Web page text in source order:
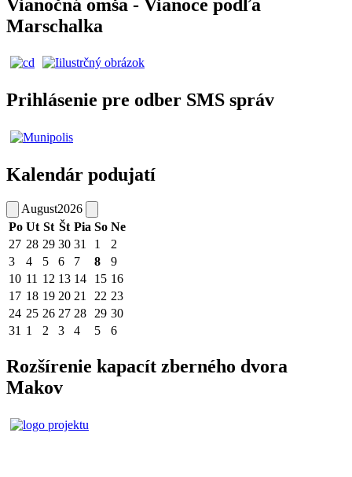
Vianočná omša - Vianoce podľa
Marschalka
Prihlásenie pre odber SMS správ
Kalendár podujatí
August2026
Po Ut St Št Pia So Ne
27 28 29 30 31 1
2
3
4 5 6 7 8
9
10 11 12 13 14 15 16
17 18 19 20 21 22 23
24 25 26 27 28 29 30
31 1 2 3 4 5 6
Rozšírenie kapacít zberného dvora
Makov